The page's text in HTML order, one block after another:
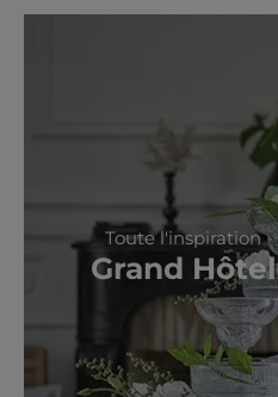
Toute l'inspiration
Grand Hôtel